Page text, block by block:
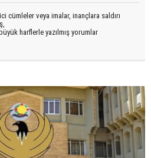
cümleler veya imalar, inançlara saldırı
harflerle yazılmış yorumlar